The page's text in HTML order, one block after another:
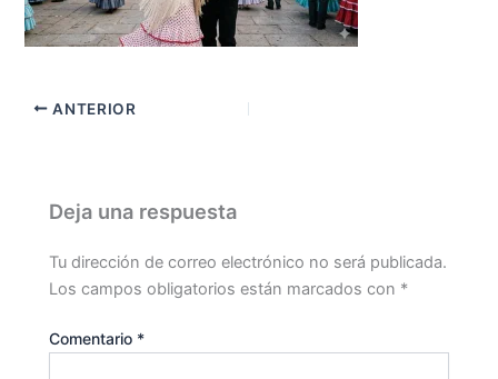
ANTERIOR
Deja una respuesta
Tu dirección de correo electrónico no será publicada.
Los campos obligatorios están marcados con *
Comentario *